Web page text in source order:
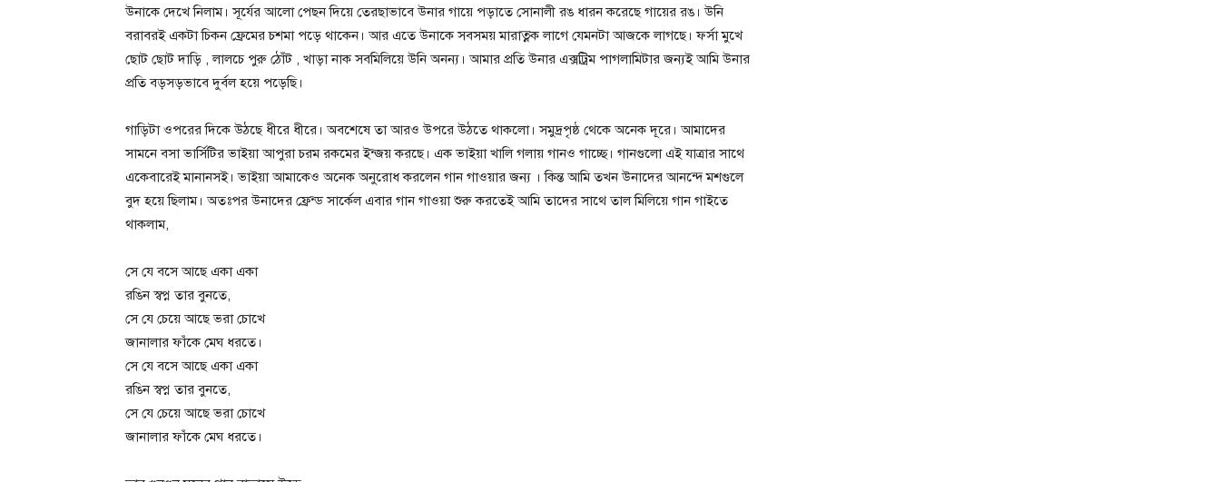
উনাকে দেখে নিলাম। সূর্যের আলো পেছন দিয়ে তেরছাভাবে উনার গায়ে পড়াতে সোনালী রঙ ধারন করেছে গায়ের রঙ। উনি
বরাবরই একটা চিকন ফ্রেমের চশমা পড়ে থাকেন। আর এতে উনাকে সবসময় মারাত্নক লাগে যেমনটা আজকে লাগছে। ফর্সা মুখে
ছোট ছোট দাড়ি , লালচে পুরু ঠোঁট , খাড়া নাক সবমিলিয়ে উনি অনন্য। আমার প্রতি উনার এক্সট্রিম পাগলামিটার জন্যই আমি উনার
প্রতি বড়সড়ভাবে দুর্বল হয়ে পড়েছি।
গাড়িটা ওপরের দিকে উঠছে ধীরে ধীরে। অবশেষে তা আরও উপরে উঠতে থাকলো। সমুদ্রপৃষ্ঠ থেকে অনেক দূরে। আমাদের
সামনে বসা ভার্সিটির ভাইয়া আপুরা চরম রকমের ইন্জয় করছে। এক ভাইয়া খালি গলায় গানও গাচ্ছে। গানগুলো এই যাত্রার সাথে
একেবারেই মানানসই। ভাইয়া আমাকেও অনেক অনুরোধ করলেন গান গাওয়ার জন্য । কিন্ত আমি তখন উনাদের আনন্দে মশগুলে
বুদ হয়ে ছিলাম। অতঃপর উনাদের ফ্রেন্ড সার্কেল এবার গান গাওয়া শুরু করতেই আমি তাদের সাথে তাল মিলিয়ে গান গাইতে
থাকলাম,
সে যে বসে আছে একা একা
রঙিন স্বপ্ন তার বুনতে,
সে যে চেয়ে আছে ভরা চোখে
জানালার ফাঁকে মেঘ ধরতে।
সে যে বসে আছে একা একা
রঙিন স্বপ্ন তার বুনতে,
সে যে চেয়ে আছে ভরা চোখে
জানালার ফাঁকে মেঘ ধরতে।